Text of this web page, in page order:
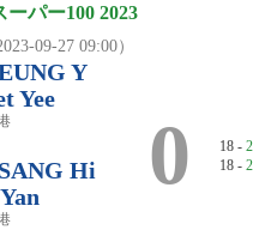
パー100 2023
09-27 09:00）
Y
Yee
Hi
0 18 -
18 -